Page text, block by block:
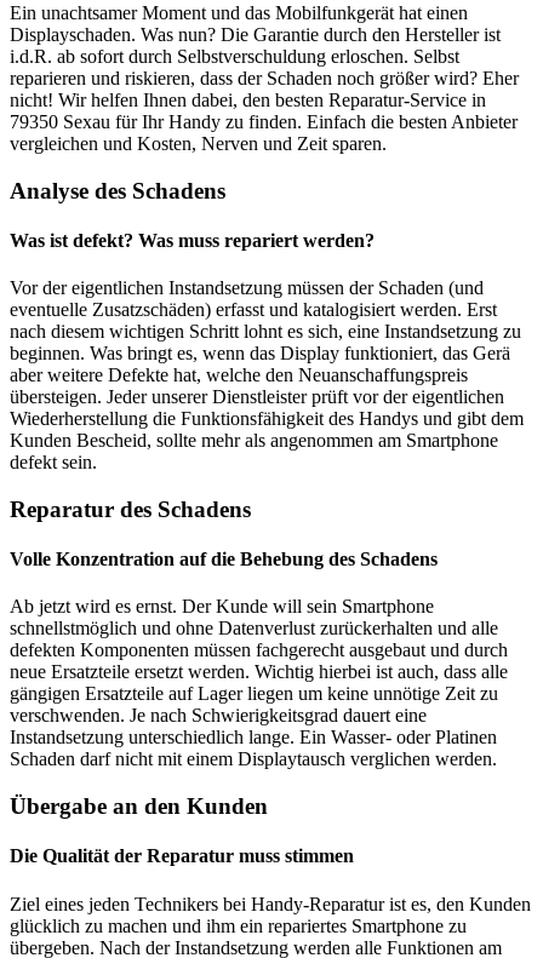
Ein unachtsamer Moment und das Mobilfunkgerät hat einen
Displayschaden. Was nun? Die Garantie durch den Hersteller ist
i.d.R. ab sofort durch Selbstverschuldung erloschen. Selbst
reparieren und riskieren, dass der Schaden noch größer wird? Eher
nicht! Wir helfen Ihnen dabei, den besten Reparatur-Service in
79350 Sexau für Ihr Handy zu finden. Einfach die besten Anbieter
vergleichen und Kosten, Nerven und Zeit sparen.
Analyse des Schadens
Was ist defekt? Was muss repariert werden?
Vor der eigentlichen Instandsetzung müssen der Schaden (und
eventuelle Zusatzschäden) erfasst und katalogisiert werden. Erst
nach diesem wichtigen Schritt lohnt es sich, eine Instandsetzung zu
beginnen. Was bringt es, wenn das Display funktioniert, das Gerä
aber weitere Defekte hat, welche den Neuanschaffungspreis
übersteigen. Jeder unserer Dienstleister prüft vor der eigentlichen
Wiederherstellung die Funktionsfähigkeit des Handys und gibt dem
Kunden Bescheid, sollte mehr als angenommen am Smartphone
defekt sein.
Reparatur des Schadens
Volle Konzentration auf die Behebung des Schadens
Ab jetzt wird es ernst. Der Kunde will sein Smartphone
schnellstmöglich und ohne Datenverlust zurückerhalten und alle
defekten Komponenten müssen fachgerecht ausgebaut und durch
neue Ersatzteile ersetzt werden. Wichtig hierbei ist auch, dass alle
gängigen Ersatzteile auf Lager liegen um keine unnötige Zeit zu
verschwenden. Je nach Schwierigkeitsgrad dauert eine
Instandsetzung unterschiedlich lange. Ein Wasser- oder Platinen
Schaden darf nicht mit einem Displaytausch verglichen werden.
Übergabe an den Kunden
Die Qualität der Reparatur muss stimmen
Ziel eines jeden Technikers bei Handy-Reparatur ist es, den Kunden
glücklich zu machen und ihm ein repariertes Smartphone zu
übergeben. Nach der Instandsetzung werden alle Funktionen am